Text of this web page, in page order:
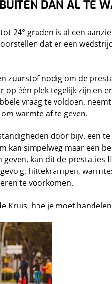
DAN AL TE
24° graden is al een
dat er een
zuurstof nodig om de
op één plek tegelijk zijn en
vraag te voldoen,
warmte af te geven.
door bijv. een
kan simpelweg maar een
geven, kan dit de
hittekrampen,
te voorkomen.
Kruis, hoe je moet